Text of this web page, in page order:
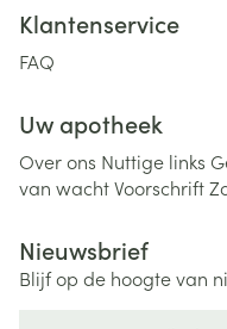
Klantenservice
FAQ
Uw apotheek
Over ons Nuttige links
van wachtVoorschrift
Nieuwsbrief
Blijf op de hoogte van